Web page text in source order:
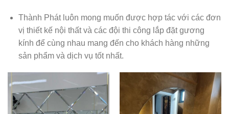
Thành Phát luôn mong muốn được hợp tác với các đơn
vị thiết kế nội thất và các đội thi công lắp đặt gương
kính để cùng nhau mang đến cho khách hàng những
sản phẩm và dịch vụ tốt nhất.